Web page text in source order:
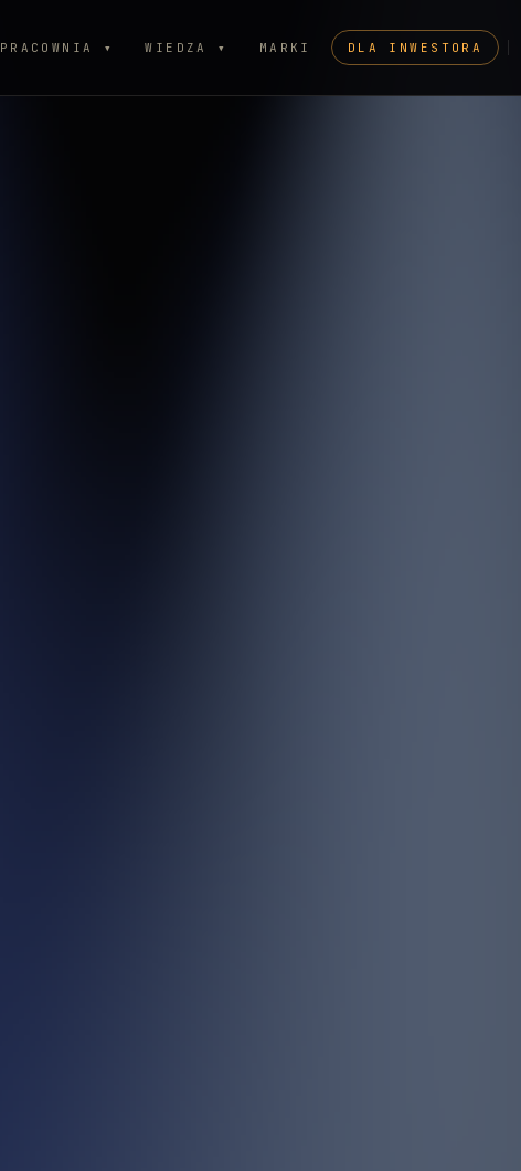
PRACOWNIA ▾ WIEDZA ▾ MARKI DLA INWESTORA